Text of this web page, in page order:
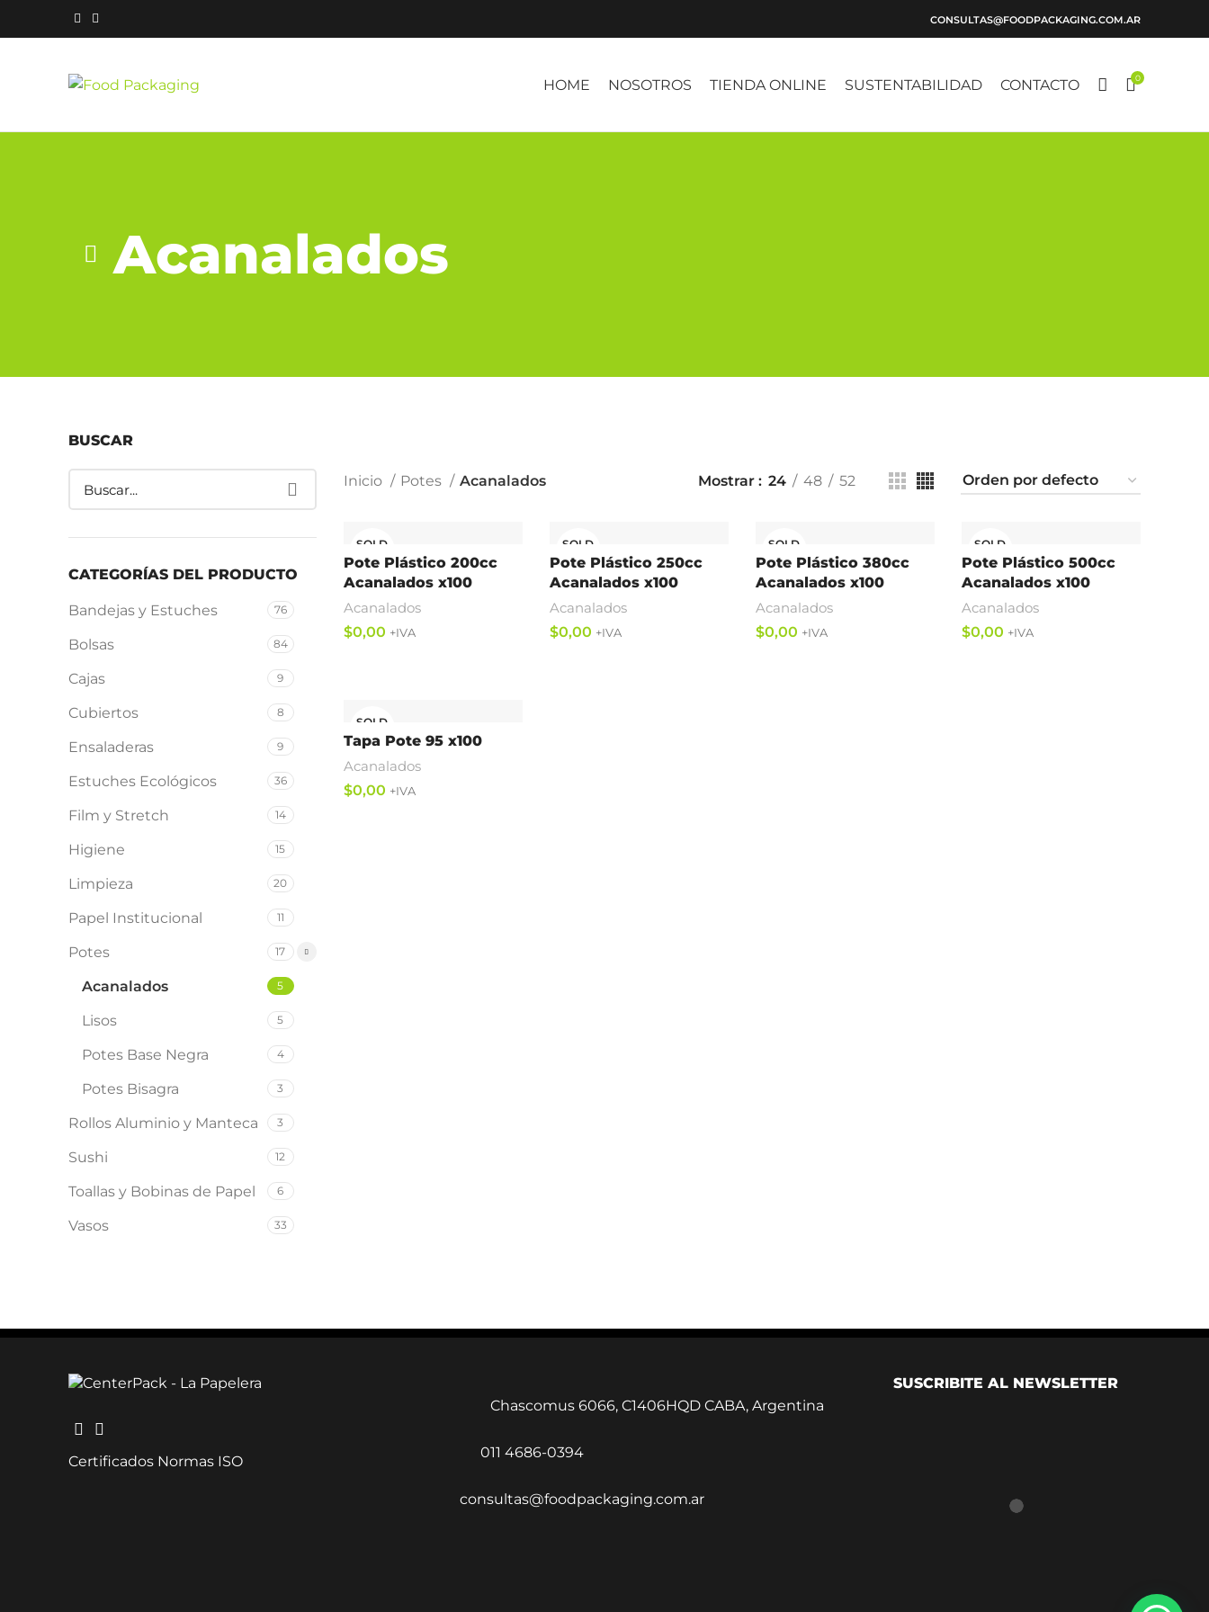
CONSULTAS@FOODPACKAGING.COM.AR
HOME NOSOTROS TIENDA ONLINE SUSTENTABILIDAD CONTACTO 0
Acanalados
BUSCAR
CATEGORÍAS DEL PRODUCTO
Bandejas y Estuches 76
Bolsas 84
Cajas 9
Cubiertos 8
Ensaladeras 9
Estuches Ecológicos 36
Film y Stretch 14
Higiene 15
Limpieza 20
Papel Institucional 11
Potes 17
Acanalados 5
Lisos 5
Potes Base Negra 4
Potes Bisagra 3
Rollos Aluminio y Manteca 3
Sushi 12
Toallas y Bobinas de Papel 6
Vasos 33
Inicio Potes Acanalados Mostrar 24 48 52
SOLD
OUT
Pote Plástico 200cc
Acanalados x100
Acanalados
$
SOLD
OUT
Pote Plástico 250cc
Acanalados x100
Acanalados
$
SOLD
OUT
Pote Plástico 380cc
Acanalados x100
Acanalados
$
SOLD
OUT
Pote Plástico 500cc
Acanalados x100
Acanalados
$
SOLD
OUT
Tapa Pote 95 x100
Acanalados
$
Certificados Normas ISO
Chascomus 6066, C1406HQD CABA, Argentina
011 4686-0394
consultas@foodpackaging.com.ar
SUSCRIBITE AL NEWSLETTER